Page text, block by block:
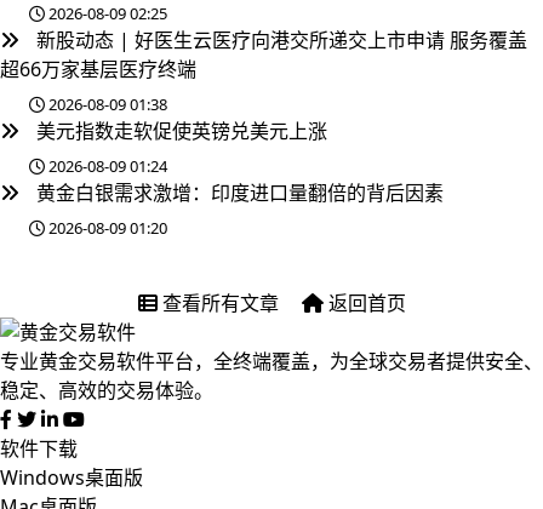
2026-08-09 02:25
新股动态 | 好医生云医疗向港交所递交上市申请 服务覆盖
超66万家基层医疗终端
2026-08-09 01:38
美元指数走软促使英镑兑美元上涨
2026-08-09 01:24
黄金白银需求激增：印度进口量翻倍的背后因素
2026-08-09 01:20
查看所有文章 返回首页
专业黄金交易软件平台，全终端覆盖，为全球交易者提供安全、
稳定、高效的交易体验。
软件下载
Windows桌面版